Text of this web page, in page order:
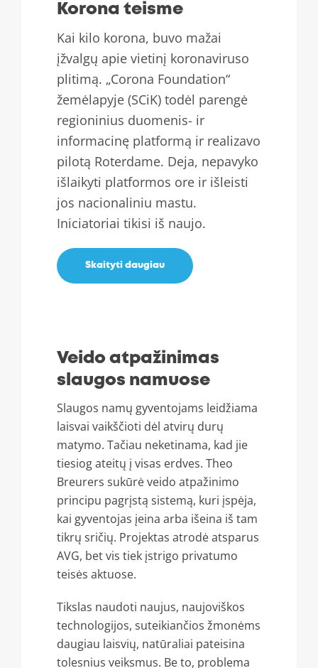
Korona teisme
Kai kilo korona, buvo mažai
įžvalgų apie vietinį koronaviruso
plitimą. „Corona Foundation“
žemėlapyje (SCiK) todėl parengė
regioninius duomenis- ir
informacinę platformą ir realizavo
pilotą Roterdame. Deja, nepavyko
išlaikyti platformos ore ir išleisti
jos nacionaliniu mastu.
Iniciatoriai tikisi iš naujo.
Skaityti daugiau
Veido atpažinimas
slaugos namuose
Slaugos namų gyventojams leidžiama
laisvai vaikščioti dėl atvirų durų
matymo. Tačiau neketinama, kad jie
tiesiog ateitų į visas erdves. Theo
Breurers sukūrė veido atpažinimo
principu pagrįstą sistemą, kuri įspėja,
kai gyventojas įeina arba išeina iš tam
tikrų sričių. Projektas atrodė atsparus
AVG, bet vis tiek įstrigo privatumo
teisės aktuose.
Tikslas naudoti naujus, naujoviškos
technologijos, suteikiančios žmonėms
daugiau laisvių, natūraliai pateisina
tolesnius veiksmus. Be to, problema